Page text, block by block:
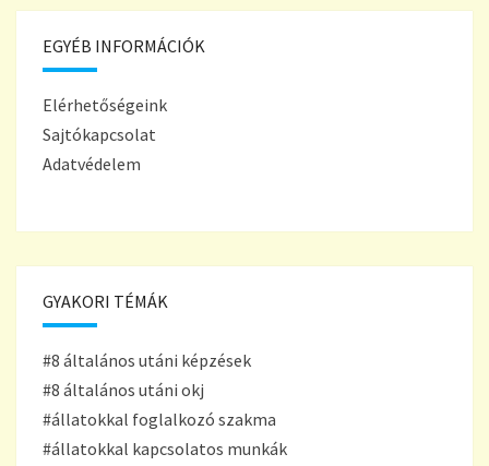
EGYÉB INFORMÁCIÓK
Elérhetőségeink
Sajtókapcsolat
Adatvédelem
GYAKORI TÉMÁK
#8 általános utáni képzések
#8 általános utáni okj
#állatokkal foglalkozó szakma
#állatokkal kapcsolatos munkák